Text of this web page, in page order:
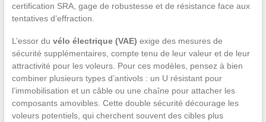
certification SRA, gage de robustesse et de résistance face aux
tentatives d’effraction.
L’essor du vélo électrique (VAE) exige des mesures de
sécurité supplémentaires, compte tenu de leur valeur et de leur
attractivité pour les voleurs. Pour ces modèles, pensez à bien
combiner plusieurs types d’antivols : un U résistant pour
l’immobilisation et un câble ou une chaîne pour attacher les
composants amovibles. Cette double sécurité décourage les
voleurs potentiels, qui cherchent souvent des cibles plus